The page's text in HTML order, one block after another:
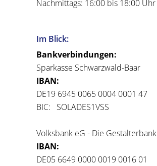
Nachmittags: 16:00 bis 18:00 Uhr
Im Blick:
Bankverbindungen:
Sparkasse Schwarzwald-Baar
IBAN:
DE19 6945 0065 0004 0001 47
BIC: SOLADES1VSS
Volksbank eG - Die Gestalterbank
IBAN:
DE05 6649 0000 0019 0016 01